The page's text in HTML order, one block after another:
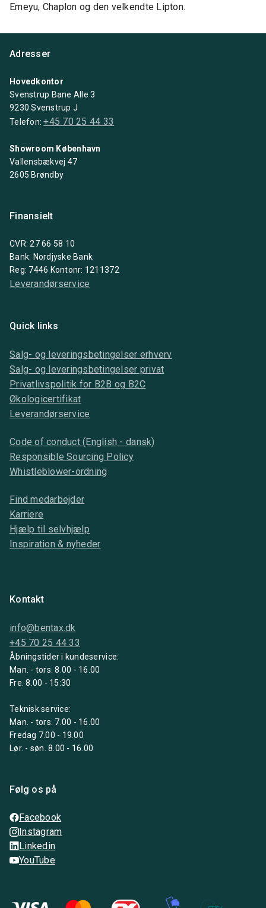
Emeyu, Chaplon og den velkendte Lipton.
Adresser
Hovedkontor
Svenstrup Bane Alle 3
9230 Svenstrup J
Telefon:+45 70 25 44 33
Showroom København
Vallensbækvej 47
2605 Brøndby
Finansielt
CVR: 27 66 58 10
Bank: Nordjyske Bank
Reg: 7446 Kontonr: 1211372
Leverandørservice
Quick links
Salg- og leveringsbetingelser erhverv
Salg- og leveringsbetingelser privat
Privatlivspolitik for B2B og B2C
Økologicertifikat
Leverandørservice
Code of conduct (English - dansk)
Responsible Sourcing Policy
Whistleblower-ordning
Find medarbejder
Karriere
Hjælp til selvhjælp
Inspiration & nyheder
Kontakt
info@bentax.dk
+45 70 25 44 33
Åbningstider i kundeservice:
Man. - tors. 8.00 - 16.00
Fre. 8.00 - 15:30
Teknisk service:
Man. - tors. 7.00 - 16.00
Fredag 7.00 - 19.00
Lør. - søn. 8.00 - 16.00
Følg os på
Facebook
Instagram
Linkedin
YouTube